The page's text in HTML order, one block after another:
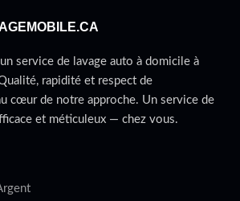
service de lavage auto à domicile à
rapidité et respect de
cœur de notre approche. Un service de
et méticuleux — chez vous.